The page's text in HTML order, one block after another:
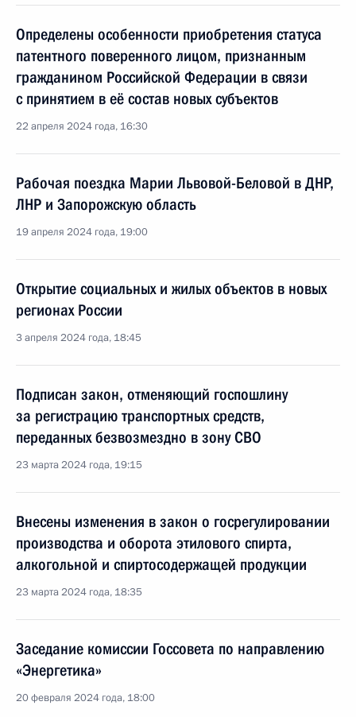
Определены особенности приобретения статуса
патентного поверенного лицом, признанным
гражданином Российской Федерации в связи
с принятием в её состав новых субъектов
22 апреля 2024 года, 16:30
Рабочая поездка Марии Львовой-Беловой в ДНР,
ЛНР и Запорожскую область
19 апреля 2024 года, 19:00
Открытие социальных и жилых объектов в новых
регионах России
3 апреля 2024 года, 18:45
Подписан закон, отменяющий госпошлину
за регистрацию транспортных средств,
переданных безвозмездно в зону СВО
23 марта 2024 года, 19:15
Внесены изменения в закон о госрегулировании
производства и оборота этилового спирта,
алкогольной и спиртосодержащей продукции
23 марта 2024 года, 18:35
Заседание комиссии Госсовета по направлению
«Энергетика»
20 февраля 2024 года, 18:00